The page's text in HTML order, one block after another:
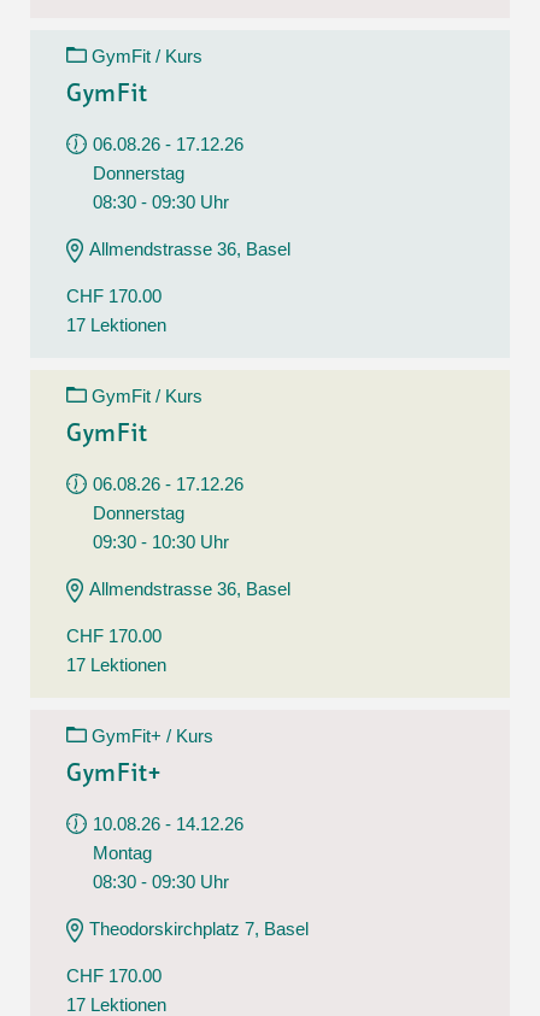
GymFit / Kurs
GymFit
06.08.26 - 17.12.26
Donnerstag
08:30 - 09:30 Uhr
Allmendstrasse 36, Basel
CHF 170.00
17 Lektionen
GymFit / Kurs
GymFit
06.08.26 - 17.12.26
Donnerstag
09:30 - 10:30 Uhr
Allmendstrasse 36, Basel
CHF 170.00
17 Lektionen
GymFit+ / Kurs
GymFit+
10.08.26 - 14.12.26
Montag
08:30 - 09:30 Uhr
Theodorskirchplatz 7, Basel
CHF 170.00
17 Lektionen